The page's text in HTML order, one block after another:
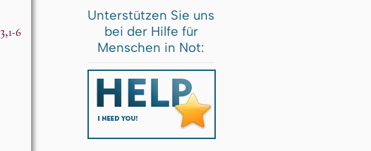
3,1-6
Unterstützen Sie uns
bei der Hilfe für
Menschen in Not: